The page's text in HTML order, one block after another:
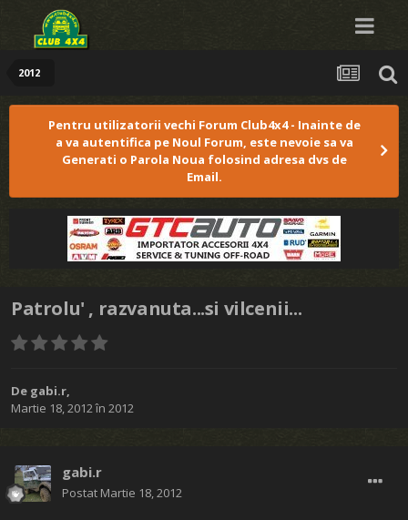
2012
Pentru utilizatorii vechi Forum Club4x4 - Inainte de
a va autentifica pe Noul Forum, este nevoie sa va
Generati o Parola Noua folosind adresa dvs de
Email.
Patrolu' , razvanuta...si vilcenii...
De gabi.r,
Martie 18, 2012în 2012
gabi.r
Postat Martie 18, 2012